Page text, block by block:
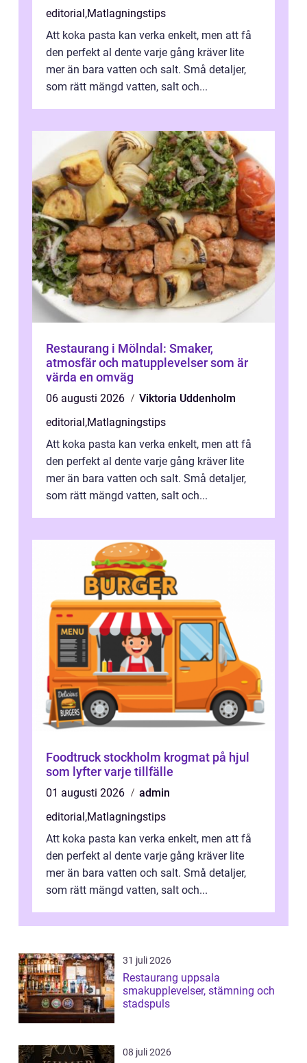
editorial ,Matlagningstips
Att koka pasta kan verka enkelt, men att få
den perfekt al dente varje gång kräver lite
mer än bara vatten och salt. Små detaljer,
som rätt mängd vatten, salt och...
Restaurang i Mölndal: Smaker,
atmosfär och matupplevelser som är
värda en omväg
06 augusti 2026
Viktoria Uddenholm
editorial ,Matlagningstips
Att koka pasta kan verka enkelt, men att få
den perfekt al dente varje gång kräver lite
mer än bara vatten och salt. Små detaljer,
som rätt mängd vatten, salt och...
Foodtruck stockholm krogmat på hjul
som lyfter varje tillfälle
01 augusti 2026
admin
editorial ,Matlagningstips
Att koka pasta kan verka enkelt, men att få
den perfekt al dente varje gång kräver lite
mer än bara vatten och salt. Små detaljer,
som rätt mängd vatten, salt och...
31 juli 2026
Restaurang uppsala
smakupplevelser, stämning och
stadspuls
08 juli 2026